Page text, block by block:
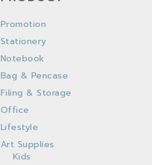
Promotion
Stationery
Notebook
Bag & Pencase
Filing & Storage
Office
Lifestyle
Art Supplies
Kids